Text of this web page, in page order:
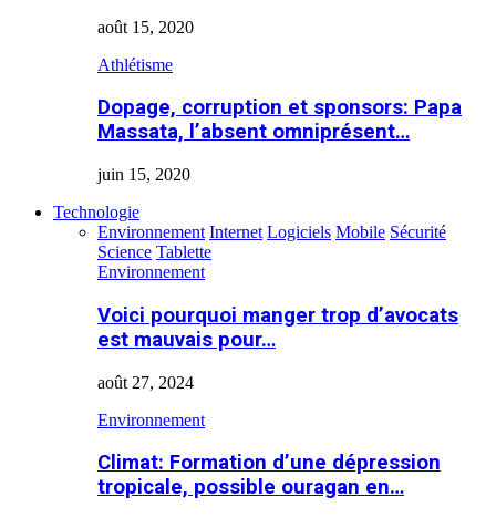
août 15, 2020
Athlétisme
Dopage, corruption et sponsors: Papa
Massata, l’absent omniprésent…
juin 15, 2020
Technologie
Environnement Internet Logiciels Mobile Sécurité
Science Tablette
Environnement
Voici pourquoi manger trop d’avocats
est mauvais pour…
août 27, 2024
Environnement
Climat: Formation d’une dépression
tropicale, possible ouragan en…